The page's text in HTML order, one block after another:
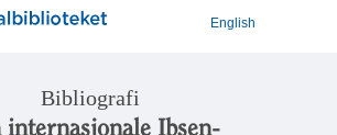
English
Bibliografi
internasjonale Ibsen-